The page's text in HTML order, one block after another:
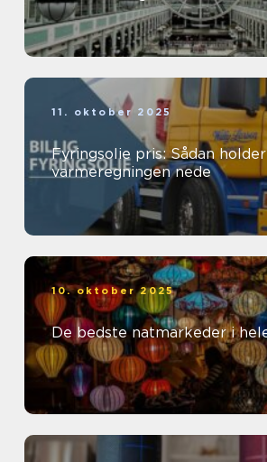
11. oktober 2025
Fyringsolie pris: Sådan
varmeregningen nede
10. oktober 2025
De bedste natmarkeder i